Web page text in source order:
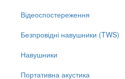
Відеоспостереження
Безпровідні навушники (TWS)
Навушники
Портативна акустика